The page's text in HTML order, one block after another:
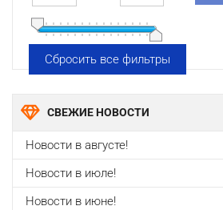
Сбросить все фильтры
СВЕЖИЕ НОВОСТИ
Новости в августе!
Новости в июле!
Новости в июне!